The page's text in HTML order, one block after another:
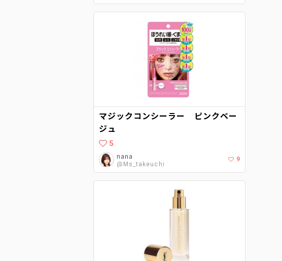
マジックコンシーラー ピンクベー
ジュ
5
nana
@Ms_takeuchi
9